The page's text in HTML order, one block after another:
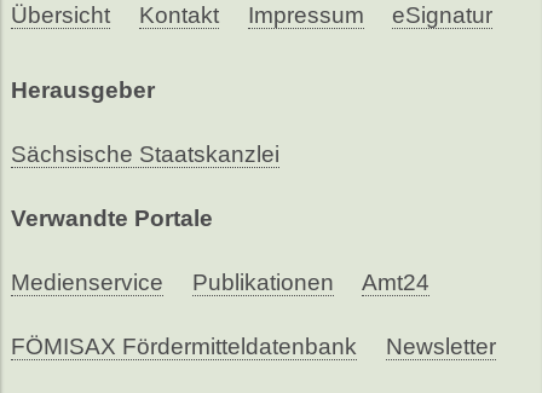
Übersicht Kontakt Impressum eSignatur
Herausgeber
Sächsische Staatskanzlei
Verwandte Portale
Medienservice Publikationen Amt24
FÖMISAX Fördermitteldatenbank Newsletter